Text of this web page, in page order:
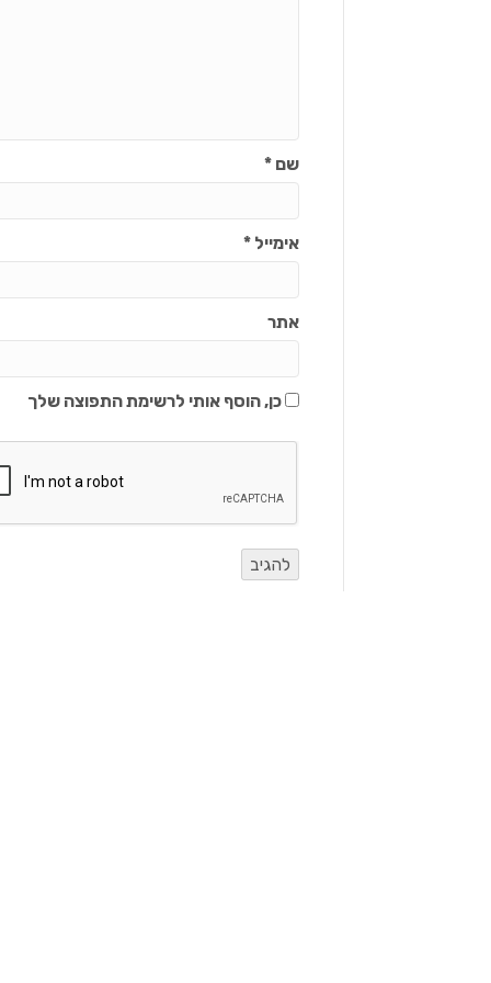
שם*
אימייל*
אתר
כן, הוסף אותי לרשימת התפוצה שלך